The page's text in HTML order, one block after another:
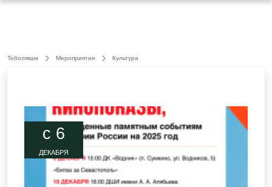
Тоболякам Мероприятия Культура
c 6
ДЕКАБРЯ